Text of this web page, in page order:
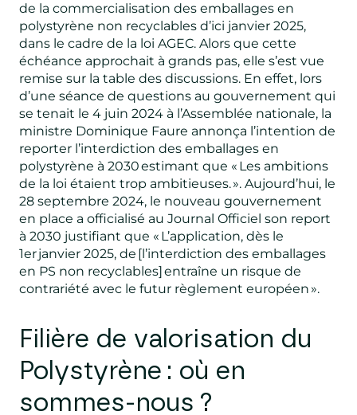
de la commercialisation des emballages en
polystyrène non recyclables d’ici janvier 2025,
dans le cadre de la loi AGEC. Alors que cette
échéance approchait à grands pas, elle s’est vue
remise sur la table des discussions. En effet, lors
d’une séance de questions au gouvernement qui
se tenait le 4 juin 2024 à l’Assemblée nationale, la
ministre Dominique Faure annonça l’intention de
reporter l’interdiction des emballages en
polystyrène à 2030 estimant que « Les ambitions
de la loi étaient trop ambitieuses. ». Aujourd’hui, le
28 septembre 2024, le nouveau gouvernement
en place a officialisé au Journal Officiel son report
à 2030 justifiant que « L’application, dès le
1er janvier 2025, de [l’interdiction des emballages
en PS non recyclables] entraîne un risque de
contrariété avec le futur règlement européen ».
Filière de valorisation du
Polystyrène : où en
sommes-nous ?